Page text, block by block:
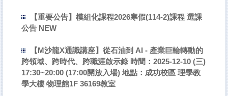
模組化影音館
聯絡我們
成大週邊住宿資訊
【重要公告】模組化課程2026寒假(114-2)課程 選課
公告 NEW
【M沙龍X通識講座】從石油到 AI - 產業巨輪轉動的
跨領域、跨時代、跨職涯啟示錄 時間：2025-12-10 (三)
17:30~20:00 (17:00開放入場) 地點：成功校區 理學教
學大樓 物理館1F 36169教室